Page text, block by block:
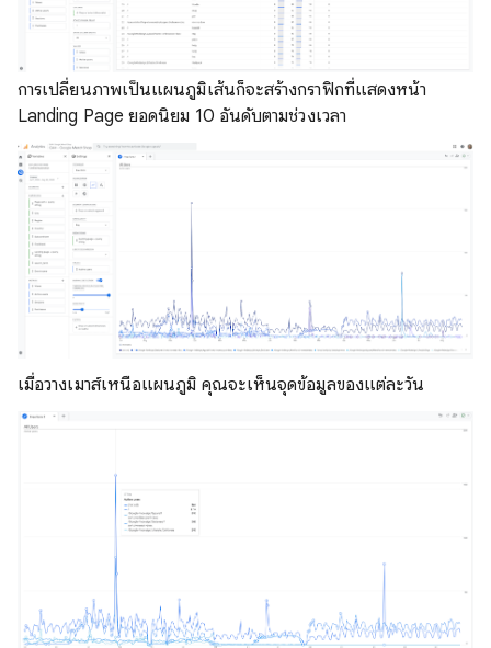
การเปลี่ยนภาพเป็นแผนภูมิเส้นก็จะสร้างกราฟิกที่แสดงหน้า
Landing Page ยอดนิยม 10 อันดับตามช่วงเวลา
เมื่อวางเมาส์เหนือแผนภูมิ คุณจะเห็นจุดข้อมูลของแต่ละวัน